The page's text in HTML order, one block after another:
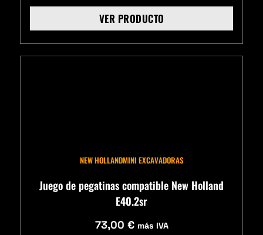
VER PRODUCTO
NEW HOLLANDMINI EXCAVADORAS
Juego de pegatinas compatible New Holland
E40.2sr
73,00 € más IVA